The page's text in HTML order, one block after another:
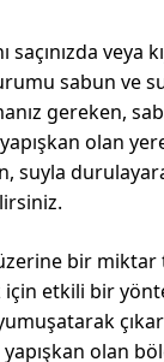
saçınızda veya
sabun ve
gereken,
olan
suyla
üzerine bir
için etkili bir
yapışkan olan